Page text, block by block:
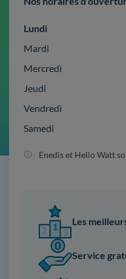
Lundi
Mardi
Mercredi
Jeudi
Vendredi
Samedi
Enedis et Hello Watt
Les
Service